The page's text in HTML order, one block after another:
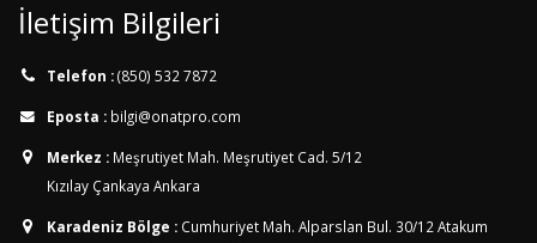
İletişim Bilgileri
Telefon :(850) 532 7872
Eposta : bilgi@onatpro.com
Merkez : Meşrutiyet Mah. Meşrutiyet Cad. 5/12
Kızılay Çankaya Ankara
Karadeniz Bölge : Cumhuriyet Mah. Alparslan Bul. 30/12 Atakum